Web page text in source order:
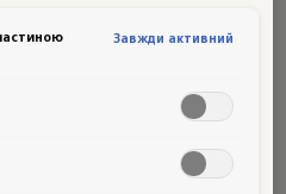
durch eine
zu den
Завжди активний